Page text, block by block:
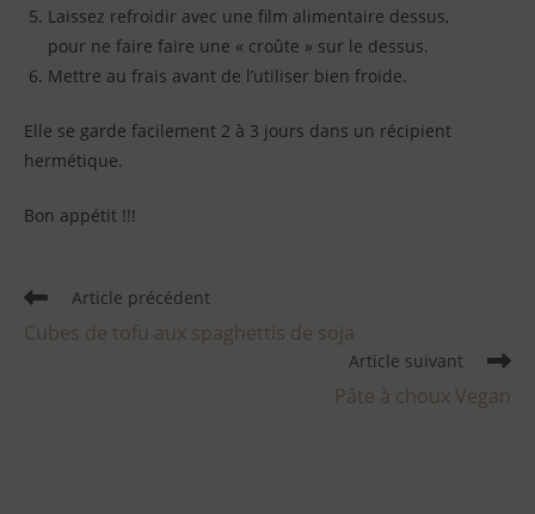
Laissez refroidir avec une film alimentaire dessus,
pour ne faire faire une « croûte » sur le dessus.
Mettre au frais avant de l’utiliser bien froide.
Elle se garde facilement 2 à 3 jours dans un récipient
hermétique.
Bon appétit !!!
Article précédent
Cubes de tofu aux spaghettis de soja
Article suivant
Pâte à choux Vegan